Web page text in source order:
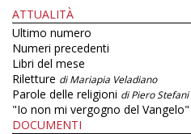
ATTUALITÀ
Ultimo numero
Numeri precedenti
Libri del mese
Riletture di Mariapia Veladiano
Parole delle religioni di Piero Stefani
"Io non mi vergogno del Vangelo"
DOCUMENTI